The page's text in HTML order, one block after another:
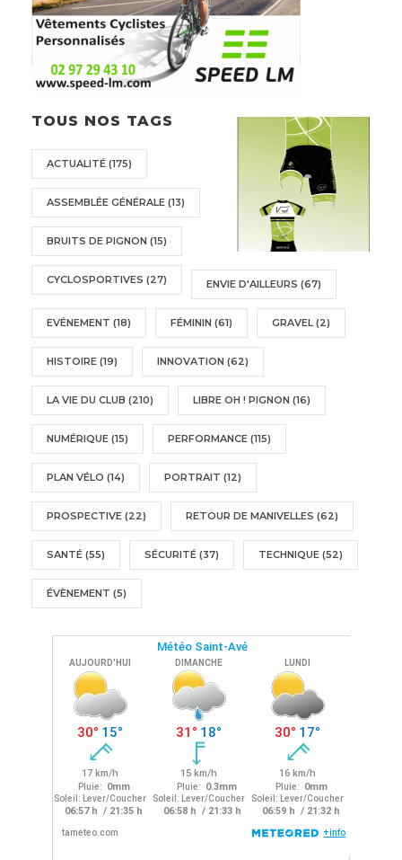
TOUS NOS TAGS
ACTUALITÉ (175)
ASSEMBLÉE GÉNÉRALE (13)
BRUITS DE PIGNON (15)
CYCLOSPORTIVES (27) ENVIE D'AILLEURS (67)
EVÉNEMENT (18) FÉMININ (61) GRAVEL (2)
HISTOIRE (19) INNOVATION (62)
LA VIE DU CLUB (210) LIBRE OH ! PIGNON (16)
NUMÉRIQUE (15) PERFORMANCE (115)
PLAN VÉLO (14) PORTRAIT (12)
PROSPECTIVE (22) RETOUR DE MANIVELLES (62)
SANTÉ (55) SÉCURITÉ (37) TECHNIQUE (52)
ÉVÈNEMENT (5)